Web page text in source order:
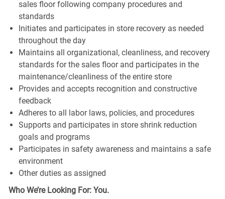
sales floor following company procedures and
standards
Initiates and participates in store recovery as needed
throughout the day
Maintains all organizational, cleanliness, and recovery
standards for the sales floor and participates in the
maintenance/cleanliness of the entire store
Provides and accepts recognition and constructive
feedback
Adheres to all labor laws, policies, and procedures
Supports and participates in store shrink reduction
goals and programs
Participates in safety awareness and maintains a safe
environment
Other duties as assigned
Who We’re Looking For: You.